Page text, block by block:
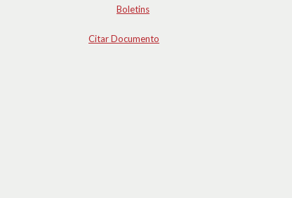
Boletins
Citar Documento